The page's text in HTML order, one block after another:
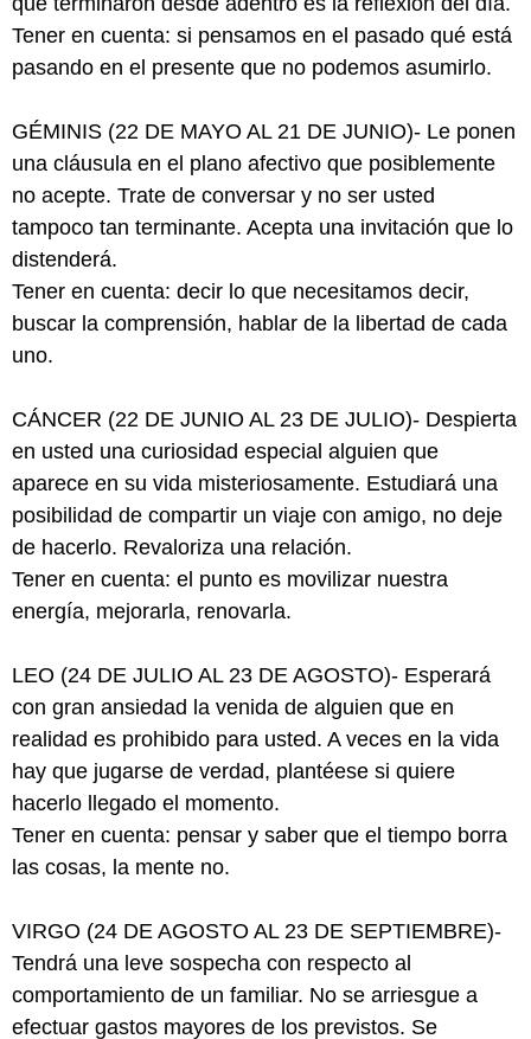
Tener en cuenta: si pensamos en el pasado qué está
pasando en el presente que no podemos asumirlo.
GÉMINIS (22 DE MAYO AL 21 DE JUNIO)- Le ponen
una cláusula en el plano afectivo que posiblemente
no acepte. Trate de conversar y no ser usted
tampoco tan terminante. Acepta una invitación que lo
distenderá.
Tener en cuenta: decir lo que necesitamos decir,
buscar la comprensión, hablar de la libertad de cada
uno.
CÁNCER (22 DE JUNIO AL 23 DE JULIO)- Despierta
en usted una curiosidad especial alguien que
aparece en su vida misteriosamente. Estudiará una
posibilidad de compartir un viaje con amigo, no deje
de hacerlo. Revaloriza una relación.
Tener en cuenta: el punto es movilizar nuestra
energía, mejorarla, renovarla.
LEO (24 DE JULIO AL 23 DE AGOSTO)- Esperará
con gran ansiedad la venida de alguien que en
realidad es prohibido para usted. A veces en la vida
hay que jugarse de verdad, plantéese si quiere
hacerlo llegado el momento.
Tener en cuenta: pensar y saber que el tiempo borra
las cosas, la mente no.
VIRGO (24 DE AGOSTO AL 23 DE SEPTIEMBRE)-
Tendrá una leve sospecha con respecto al
comportamiento de un familiar. No se arriesgue a
efectuar gastos mayores de los previstos. Se